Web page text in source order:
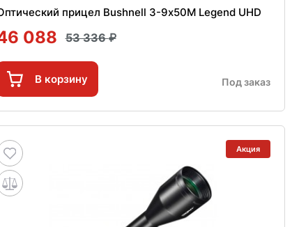
прицел Bushnell 3-9х50M Legend UHD
088 53 336
В корзину Под заказ
Акция